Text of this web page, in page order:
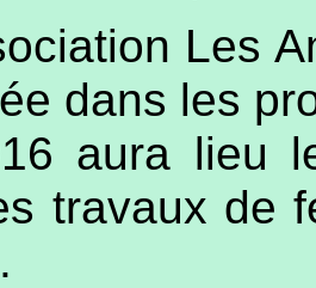
Les
dans les
aura lieu
travaux de